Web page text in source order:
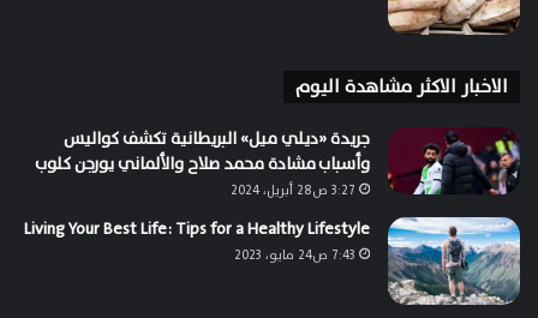
الاخبار الاكثر مشاهدة اليوم
جريدة «ديلي ميل» البريطانية تكشف كواليس
وأسباب مشادة محمد صلاح والألماني يورجن كلوب
3:27 ص28 أبريل، 2024
Living Your Best Life: Tips for a Healthy Lifestyle
7:43 ص24 مايو، 2023